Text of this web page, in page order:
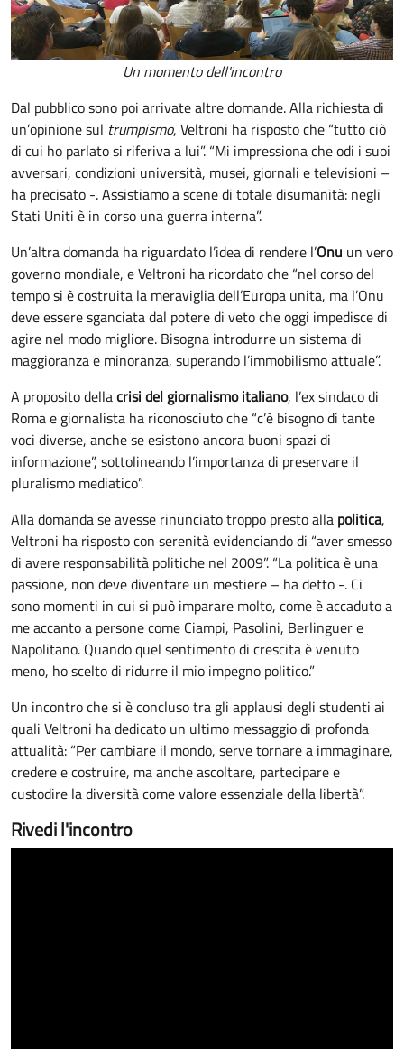
Un momento dell'incontro
Dal pubblico sono poi arrivate altre domande. Alla richiesta di
un’opinione sul trumpismo, Veltroni ha risposto che “tutto ciò
di cui ho parlato si riferiva a lui”. “Mi impressiona che odi i suoi
avversari, condizioni università, musei, giornali e televisioni –
ha precisato -. Assistiamo a scene di totale disumanità: negli
Stati Uniti è in corso una guerra interna”.
Un’altra domanda ha riguardato l’idea di rendere l’Onu un vero
governo mondiale, e Veltroni ha ricordato che “nel corso del
tempo si è costruita la meraviglia dell’Europa unita, ma l’Onu
deve essere sganciata dal potere di veto che oggi impedisce di
agire nel modo migliore. Bisogna introdurre un sistema di
maggioranza e minoranza, superando l’immobilismo attuale”.
A proposito dellacrisi del giornalismo italiano, l’ex sindaco di
Roma e giornalista ha riconosciuto che “c’è bisogno di tante
voci diverse, anche se esistono ancora buoni spazi di
informazione”, sottolineando l’importanza di preservare il
pluralismo mediatico”.
Alla domanda se avesse rinunciato troppo presto alla politica,
Veltroni ha risposto con serenità evidenciando di “aver smesso
di avere responsabilità politiche nel 2009”. “La politica è una
passione, non deve diventare un mestiere – ha detto -. Ci
sono momenti in cui si può imparare molto, come è accaduto a
me accanto a persone come Ciampi, Pasolini, Berlinguer e
Napolitano. Quando quel sentimento di crescita è venuto
meno, ho scelto di ridurre il mio impegno politico.”
Un incontro che si è concluso tra gli applausi degli studenti ai
quali Veltroni ha dedicato un ultimo messaggio di profonda
attualità: “Per cambiare il mondo, serve tornare a immaginare,
credere e costruire, ma anche ascoltare, partecipare e
custodire la diversità come valore essenziale della libertà”.
Rivedi l'incontro